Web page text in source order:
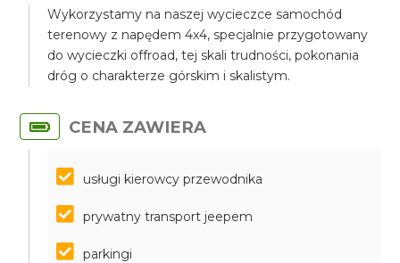
Wykorzystamy na naszej wycieczce samochód
terenowy z napędem 4x4, specjalnie przygotowany
do wycieczki offroad, tej skali trudności, pokonania
dróg o charakterze górskim i skalistym.
CENA ZAWIERA
usługi kierowcy przewodnika
prywatny transport jeepem
parkingi